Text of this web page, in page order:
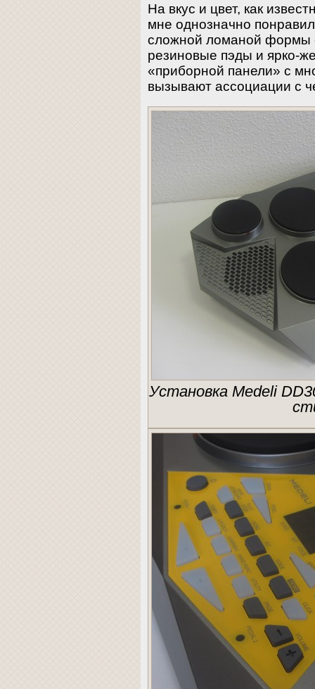
На вкус и цвет, как
мне однозначно
сложной ломаной формы
резиновые пэды и ярко-
«приборной панели» с
вызывают ассоциации с
Установка Medeli